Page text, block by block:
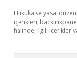
Hukuka ve yasal
içerikleri,
halinde, ilgili içerikler